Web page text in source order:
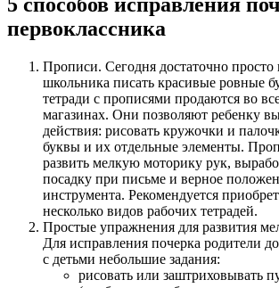
5 способов исправления
первоклассника
Прописи. Сегодня достаточно просто
школьника писать красивые ровные
тетради с прописями продаются во
магазинах. Они позволяют ребенку
действия: рисовать кружочки и
буквы и их отдельные элементы.
развить мелкую моторику рук,
посадку при письме и верное
инструмента. Рекомендуется
несколько видов рабочих тетрадей.
Простые упражнения для развития
Для исправления почерка родители
с детьми небольшие задания:
рисовать или заштриховывать